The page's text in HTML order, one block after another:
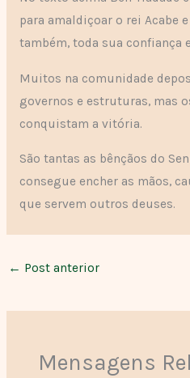
para amaldiçoar o rei Acabe
também, toda sua confiança
Muitos na comunidade
governos e estruturas, mas
conquistam a vitória.
São tantas as bênçãos do
consegue encher as mãos,
que servem outros deuses.
← Post anterior
Mensagens